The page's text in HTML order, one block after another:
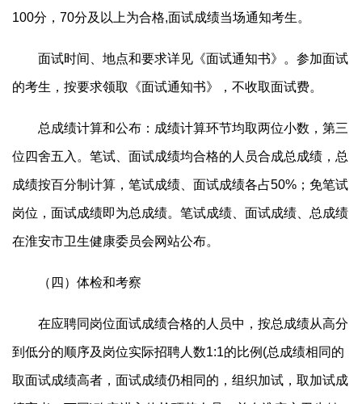
100分，70分及以上为合格,面试成绩当场通知考生。
面试时间、地点和要求详见《面试通知书》。参加面试
的考生，按要求领取《面试通知书》，不收取面试费。
总成绩计算和公布：成绩计算环节均取两位小数，第三
位四舍五入。笔试、面试成绩均合格的人员合成总成绩，总
成绩按百分制计算，笔试成绩、面试成绩各占50%；免笔试
岗位，面试成绩即为总成绩。笔试成绩、面试成绩、总成绩
在淮安市卫生健康委员会网站公布。
（四）体检和考察
在应聘同岗位面试成绩合格的人员中，按总成绩从高分
到低分的顺序及岗位实际招聘人数1:1的比例(总成绩相同的
取面试成绩高者，面试成绩仍相同的，组织加试，取加试成